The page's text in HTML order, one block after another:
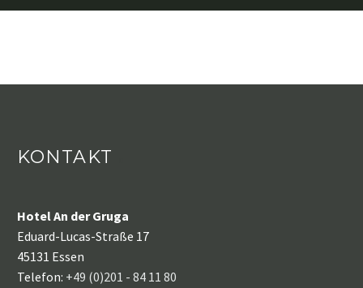
KONTAKT
Hotel An der Gruga
Eduard-Lucas-Straße 17
45131 Essen
Telefon: +49 (0)201 - 84 11 80